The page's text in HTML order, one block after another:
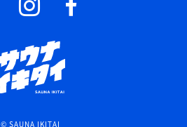
© SAUNA IKITAI